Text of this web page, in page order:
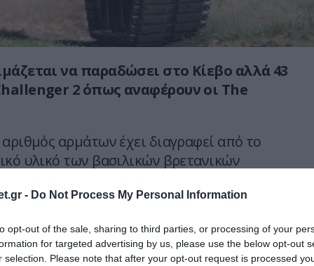
- Do Not Process My Personal Information
opt-out of the sale, sharing to third parties, or processing of your
for targeted advertising by us, please use the below opt-out
selection. Please note that after your opt-out request is processed
να παραδώσει στο Κίεβο αλλά 43
2 όπως αναφέρουν οι The
αρμάτων έχει διαγραφεί από το
υλικό των βασιλικών βρετανικών
να επισκευαστεί».
ένα ερώτημα: Εάν δεν μπορούν να
γιατί να παραδοθούν στο Κίεβο;